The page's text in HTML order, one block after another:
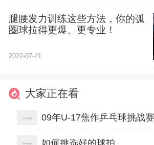
腿腰发力训练这些方法，你的弧
圈球拉得更爆、更专业！
2022-07-21
大家正在看
如何挑选好的球拍